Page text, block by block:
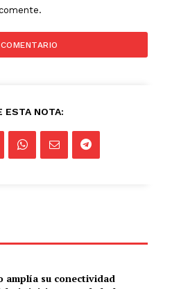
ESTA NOTA:
amplía su conectividad